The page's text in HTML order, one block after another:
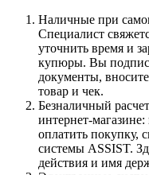
Наличные при
Специалист
уточнить время и
купюры. Вы
документы,
товар и чек.
Безналичный
интернет-
оплатить покупку,
системы ASSIST.
действия и имя